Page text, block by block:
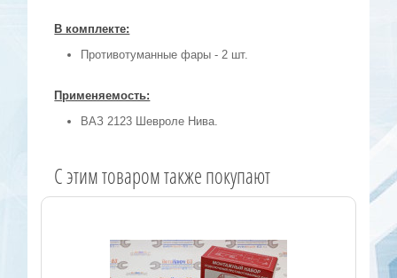
В комплекте:
Противотуманные фары - 2 шт.
Применяемость:
ВАЗ 2123 Шевроле Нива.
C этим товаром также покупают